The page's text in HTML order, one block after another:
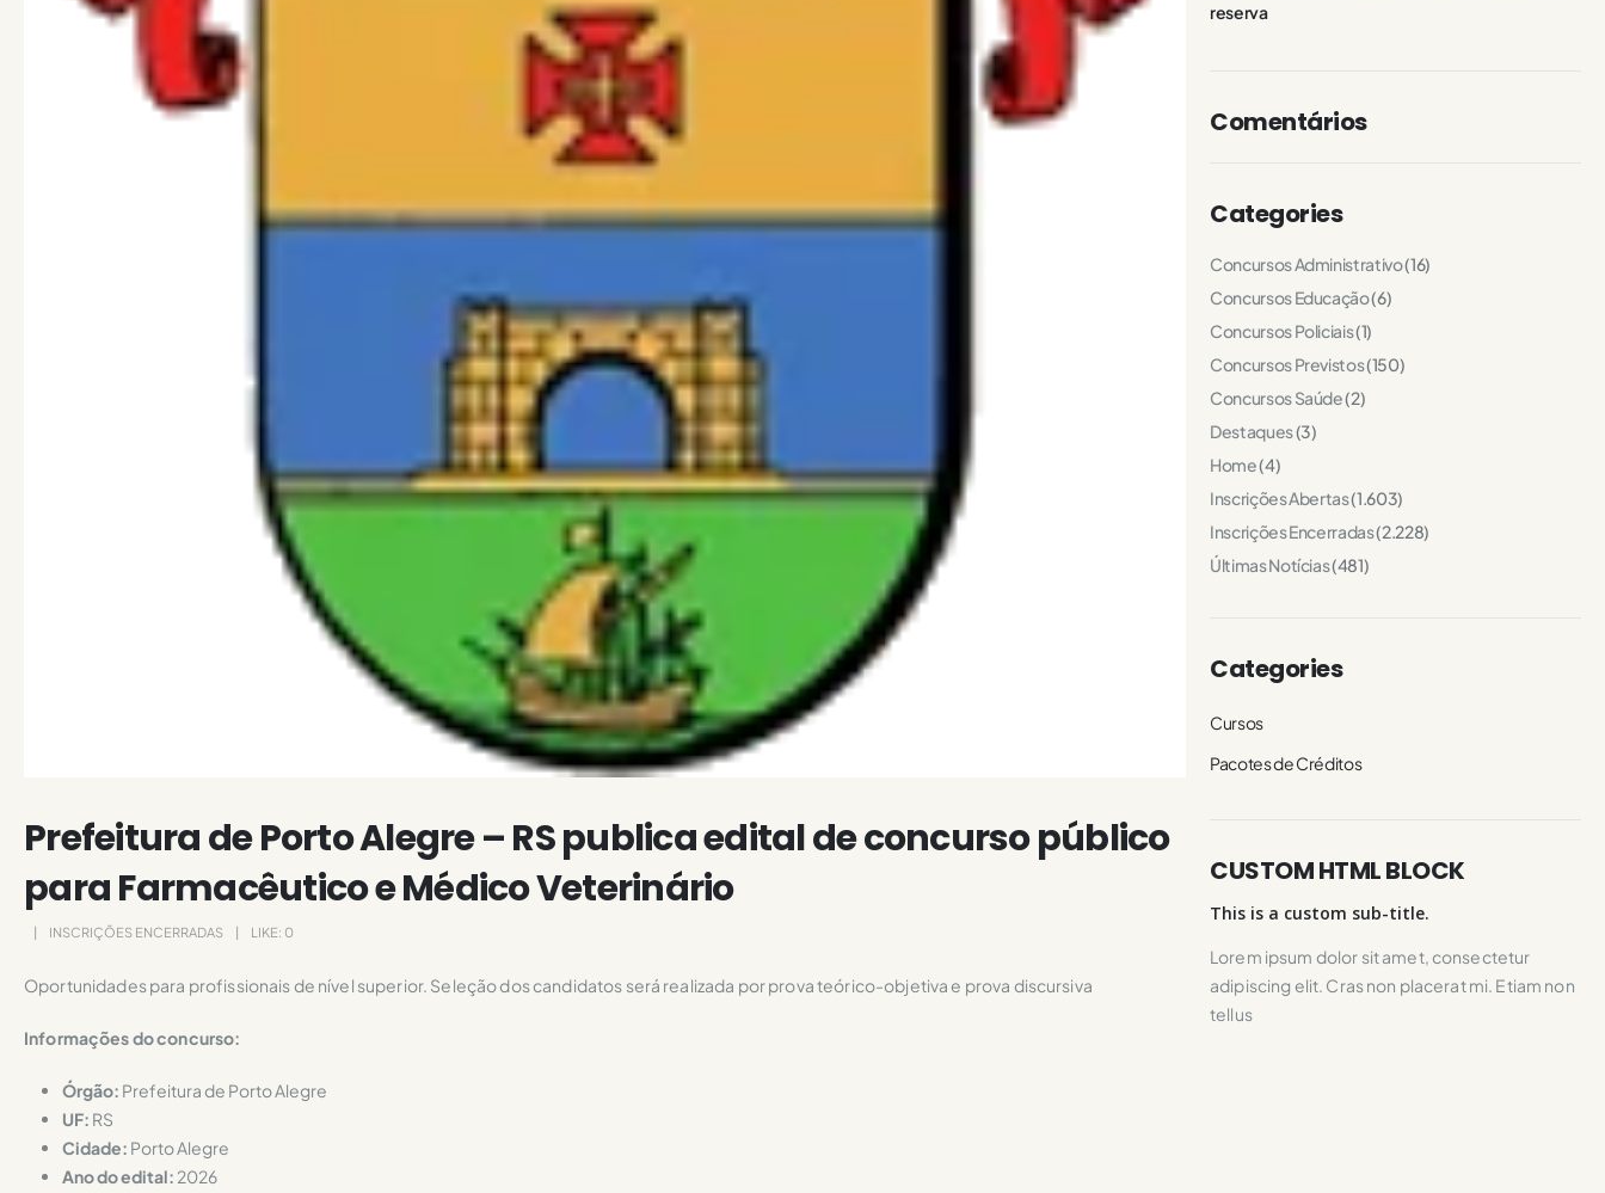
Prefeitura de Porto Alegre – RS publica edital de concurso público
para Farmacêutico e Médico Veterinário
INSCRIÇÕES ENCERRADAS LIKE: 0
Oportunidades para profissionais de nível superior. Seleção dos candidatos será realizada por prova teórico-objetiva e prova discursiva
Informações do concurso:
Órgão: Prefeitura de Porto Alegre
UF: RS
Cidade: Porto Alegre
Ano do edital: 2026
reserva
Comentários
Categories
Concursos Administrativo(16)
Concursos Educação(6)
Concursos Policiais(1)
Concursos Previstos(150)
Concursos Saúde(2)
Destaques(3)
Home(4)
Inscrições Abertas(1.603)
Inscrições Encerradas(2.228)
Últimas Notícias(481)
Categories
Cursos
Pacotes de Créditos
CUSTOM HTML BLOCK
This is a custom sub-title.
Lorem ipsum dolor sit amet, consectetur
adipiscing elit. Cras non placerat mi. Etiam non
tellus